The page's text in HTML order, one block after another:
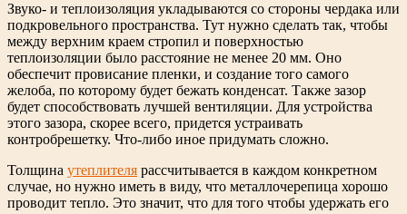
Звуко- и теплоизоляция укладываются со стороны чердака или
подкровельного пространства. Тут нужно сделать так, чтобы
между верхним краем стропил и поверхностью
теплоизоляции было расстояние не менее 20 мм. Оно
обеспечит провисание пленки, и создание того самого
желоба, по которому будет бежать конденсат. Также зазор
будет способствовать лучшей вентиляции. Для устройства
этого зазора, скорее всего, придется устраивать
контробрешетку. Что-либо иное придумать сложно.
Толщина утеплителя рассчитывается в каждом конкретном
случае, но нужно иметь в виду, что металлочерепица хорошо
проводит тепло. Это значит, что для того чтобы удержать его